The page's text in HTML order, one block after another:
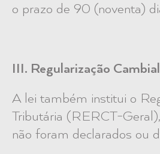
o prazo de 90 (noventa)
III. Regularização
A lei também institui o
Tributária (RERCT-
não foram declarados ou